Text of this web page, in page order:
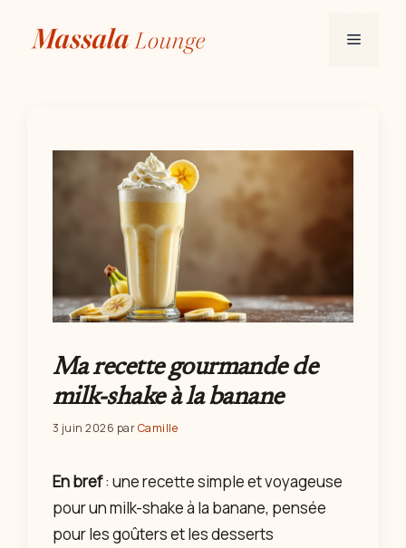
contenu
Menu
Ma recette gourmande de
milk-shake à la banane
3 juin 2026 parCamille
En bref: une recette simple et voyageuse
pour un milk-shake à la banane, pensée
pour les goûters et les desserts